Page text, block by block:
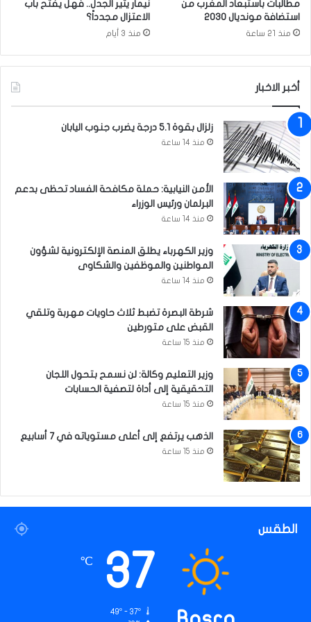
ت
ض
ر
س
ا
ر
ي
ب
اً
مطالبات باستبعاد المغرب من
استضافة مونديال 2030
منذ 21 ساعة
نيمار يثير الجدل.. فهل يفتح باب
الاعتزال مجدداً؟
منذ 3 أيام
أخبر الاخبار
زلزال بقوة 5.1 درجة يضرب جنوب اليابان
منذ 14 ساعة
الأمن النيابية: حملة مكافحة الفساد تحظى بدعم
البرلمان ورئيس الوزراء
منذ 14 ساعة
وزير الكهرباء يطلق المنصة الإلكترونية لشؤون
المواطنين والموظفين والشكاوى
منذ 14 ساعة
شرطة البصرة تضبط ثلاث حاويات مهربة وتلقي
القبض على متورطين
منذ 15 ساعة
وزير التعليم وكالة: لن نسمح بتحول اللجان
التحقيقية إلى أداة لتصفية الحسابات
منذ 15 ساعة
الذهب يرتفع إلى أعلى مستوياته في 7 أسابيع
منذ 15 ساعة
الطقس
37
℃
49º - 37º